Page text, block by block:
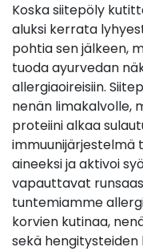
Koska siitepöly
aluksi kerrata
pohtia sen jälkeen,
tuoda ayurvedan
allergiaoireisiin.
nenän limakalvolle,
proteiini alkaa
immuunijärjestelmä
aineeksi ja aktivoi
vapauttavat
tuntemiamme
korvien kutinaa,
sekä